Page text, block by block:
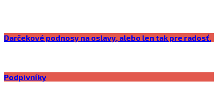
Darčekové podnosy na oslavy, alebo len tak pre radosť.
Podpivníky